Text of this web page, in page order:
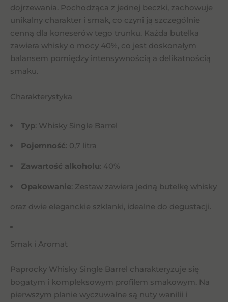
dojrzewania. Pochodząca z jednej beczki, zachowuje
unikalny charakter i smak, co czyni ją szczególnie
cenną dla koneserów tego trunku. Każda butelka
zawiera whisky o mocy 40%, co jest doskonałym
balansem pomiędzy intensywnością a delikatnością
smaku.
Charakterystyka
Typ: Whisky Single Barrel
Pojemność: 0,7 litra
Zawartość alkoholu: 40%
Opakowanie: Zestaw zawiera jedną butelkę whisky
oraz dwie eleganckie szklanki, idealne do degustacji.
Smak i Aromat
Paprocky Whisky Single Barrel charakteryzuje się
bogatym i kompleksowym profilem smakowym. Na
pierwszym planie wyczuwalne są nuty wanilii i